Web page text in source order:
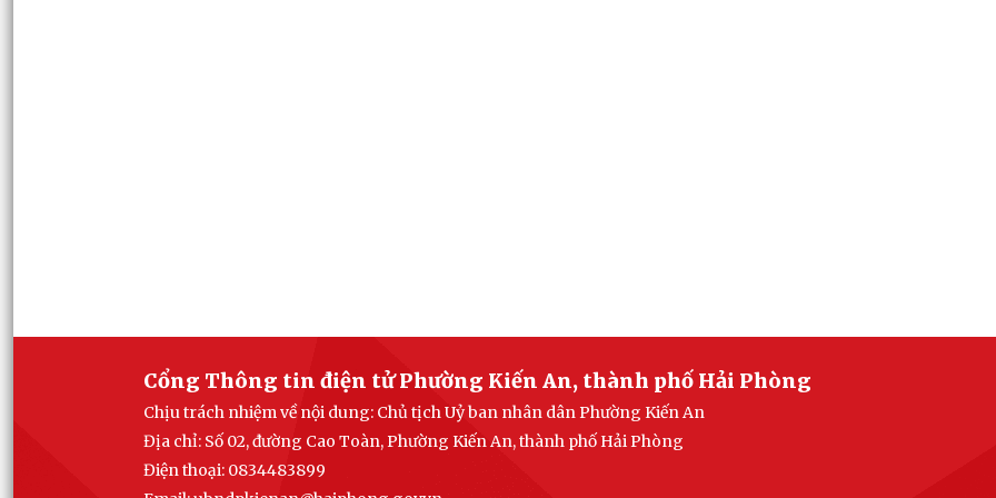
Cổng Thông tin điện tử Phường Kiến An, thành phố Hải Phòng
Chịu trách nhiệm về nội dung: Chủ tịch Uỷ ban nhân dân Phường Kiến An
Địa chỉ: Số 02, đường Cao Toàn, Phường Kiến An, thành phố Hải Phòng
Điện thoại: 0834483899